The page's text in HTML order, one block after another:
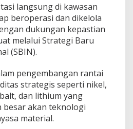
langsung di kawasan
beroperasi dan dikelola
dukungan kepastian
melalui Strategi Baru
(SBIN).
pengembangan rantai
strategis seperti nikel,
dan lithium yang
akan teknologi
material.